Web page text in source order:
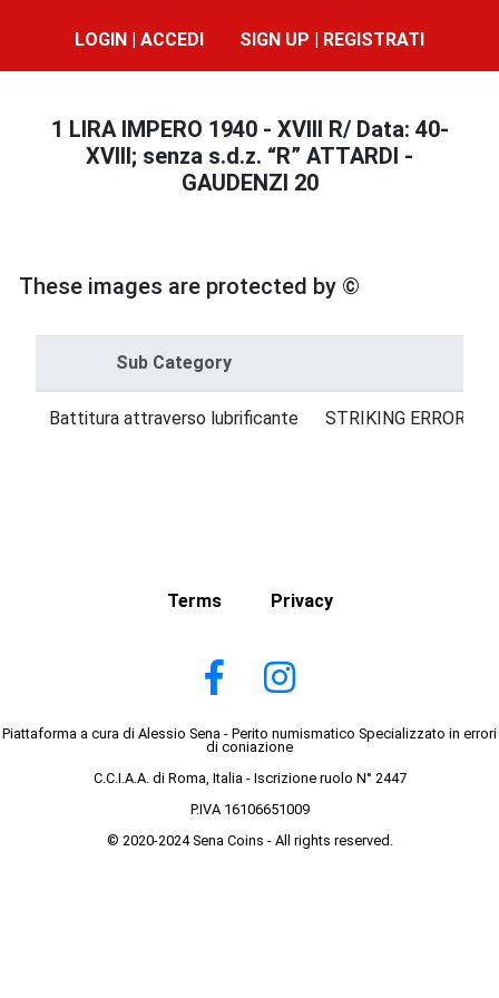
LOGIN | ACCEDI SIGN UP | REGISTRATI
1 LIRA IMPERO 1940 - XVIII R/ Data: 40-
XVIII; senza s.d.z. “R” ATTARDI -
GAUDENZI 20
These images are protected by ©
Sub Category
Battitura attraverso lubrificante STRIKING ERRORS
Terms Privacy
Piattaforma a cura di Alessio Sena - Perito numismatico Specializzato in errori
di coniazione
C.C.I.A.A. di Roma, Italia - Iscrizione ruolo N° 2447
P.IVA 16106651009
© 2020-2024 Sena Coins - All rights reserved.